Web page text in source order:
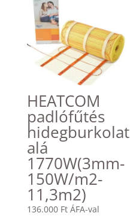
HEATCOM
padlófűtés
hidegburkolat
alá
1770W(3mm-
150W/m2-
11,3m2)
136.000 Ft ÁFA-val